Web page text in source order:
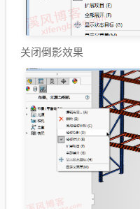
关闭倒影效果